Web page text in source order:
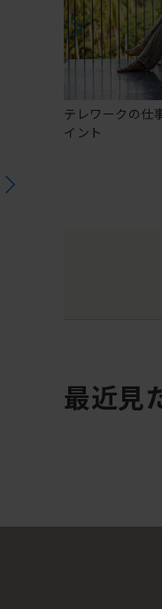
テレワークの仕
イント
最近見